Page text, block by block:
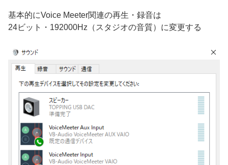
基本的にVoice Meeter関連の再生・録音は
24ビット・192000Hz（スタジオの音質）に変更する